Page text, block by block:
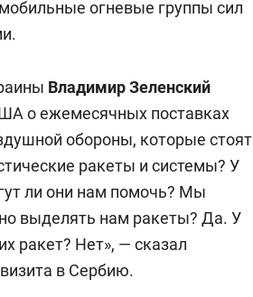
огневые группы сил
Владимир Зеленский
о ежемесячных поставках
обороны, которые стоят
ракеты и системы? У
ли они нам помочь? Мы
выделять нам ракеты? Да. У
ракет? Нет», — сказал
в Сербию.